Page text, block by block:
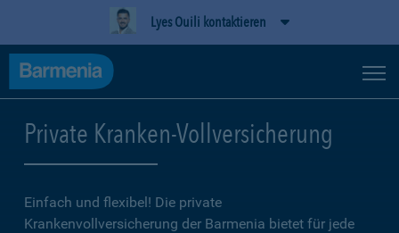
Lyes Ouili kontaktieren
Private Kranken-Vollversicherung
Einfach und flexibel! Die private
Krankenvollversicherung der Barmenia bietet für jede